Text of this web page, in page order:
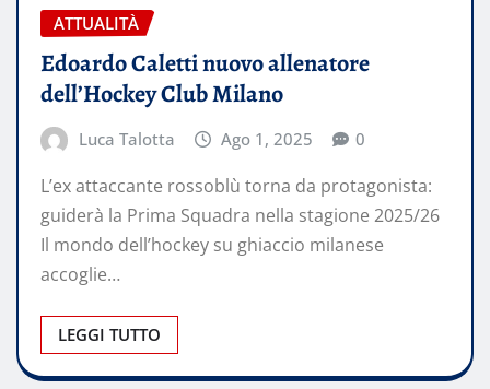
ATTUALITÀ
Edoardo Caletti nuovo allenatore
dell’Hockey Club Milano
Luca Talotta Ago 1, 2025 0
L’ex attaccante rossoblù torna da protagonista:
guiderà la Prima Squadra nella stagione 2025/26
Il mondo dell’hockey su ghiaccio milanese
accoglie…
LEGGI TUTTO